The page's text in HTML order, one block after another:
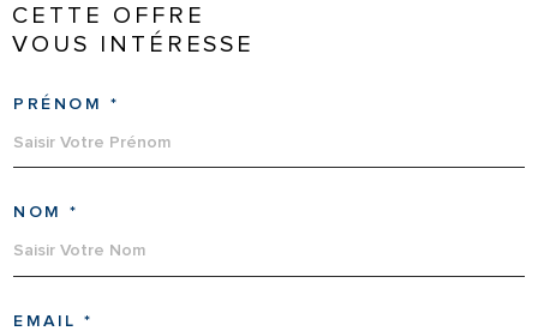
CETTE OFFRE
VOUS INTÉRESSE
PRÉNOM *
NOM *
EMAIL *